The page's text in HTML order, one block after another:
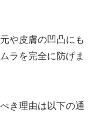
や皮膚の凹凸にも
ラを完全に防げま
き理由は以下の通